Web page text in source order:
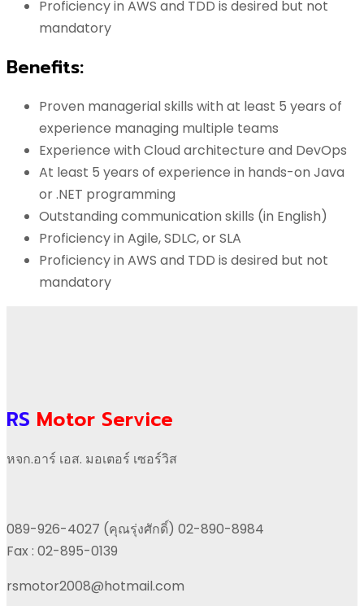
Proficiency in AWS and TDD is desired but not
mandatory
Benefits:
Proven managerial skills with at least 5 years of
experience managing multiple teams
Experience with Cloud architecture and DevOps
At least 5 years of experience in hands-on Java
or .NET programming
Outstanding communication skills (in English)
Proficiency in Agile, SDLC, or SLA
Proficiency in AWS and TDD is desired but not
mandatory
RS Motor Service
หจก.อาร์ เอส. มอเตอร์ เซอร์วิส
089-926-4027 (คุณรุ่งศักดิ์) 02-890-8984
Fax : 02-895-0139
rsmotor2008@hotmail.com